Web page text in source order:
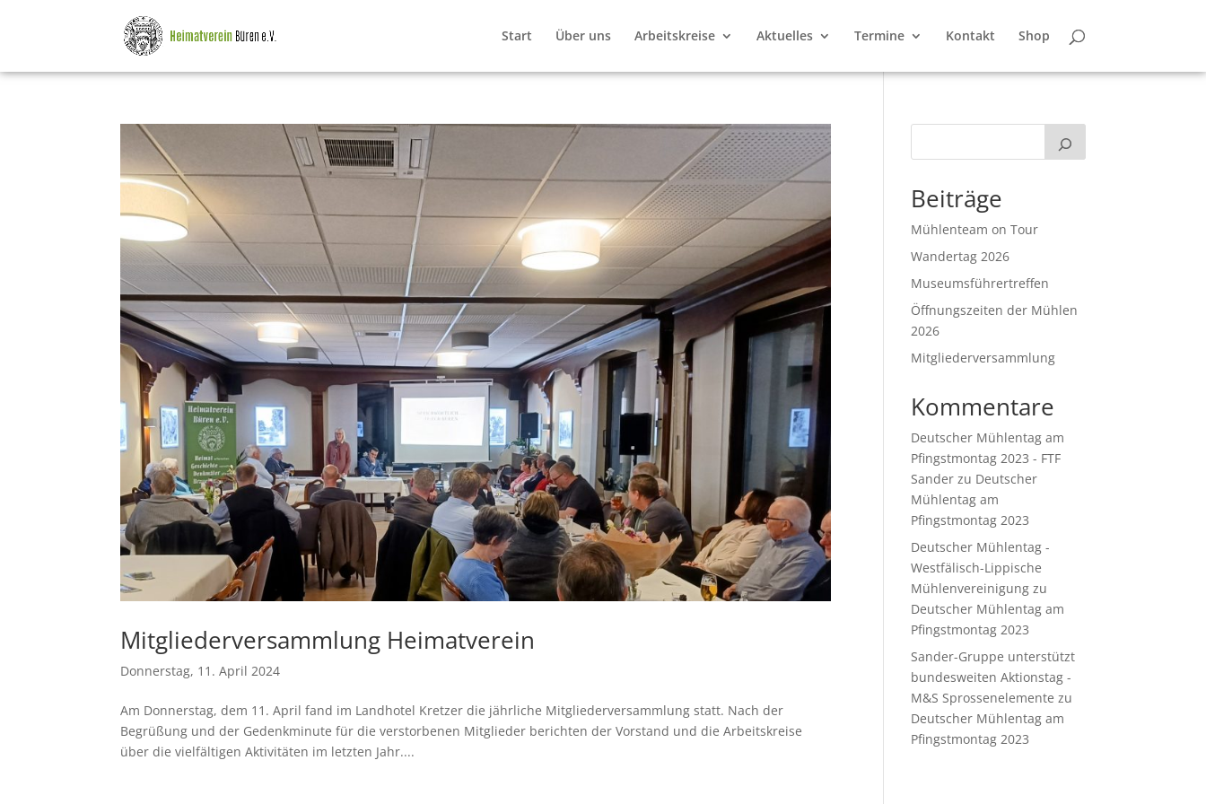
Start Über uns Arbeitskreise Aktuelles Termine Kontakt Shop
Mitgliederversammlung Heimatverein
Donnerstag, 11. April 2024
Am Donnerstag, dem 11. April fand im Landhotel Kretzer die jährliche Mitgliederversammlung statt. Nach der
Begrüßung und der Gedenkminute für die verstorbenen Mitglieder berichten der Vorstand und die Arbeitskreise
über die vielfältigen Aktivitäten im letzten Jahr....
Beiträge
Mühlenteam on Tour
Wandertag 2026
Museumsführertreffen
Öffnungszeiten der Mühlen
2026
Mitgliederversammlung
Kommentare
Deutscher Mühlentag am
Pfingstmontag 2023 - FTF
Sander zu Deutscher
Mühlentag am
Pfingstmontag 2023
Deutscher Mühlentag -
Westfälisch-Lippische
Mühlenvereinigung zu
Deutscher Mühlentag am
Pfingstmontag 2023
Sander-Gruppe unterstützt
bundesweiten Aktionstag -
M&S Sprossenelemente zu
Deutscher Mühlentag am
Pfingstmontag 2023